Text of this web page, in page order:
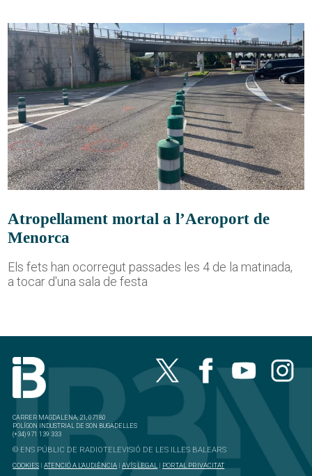
Atropellament mortal a l’Aeroport de
Menorca
Els fets han ocorregut passades les 4 de la matinada,
a tocar d'una sala de festa
CARRER MAGDALENA, 21, 07180
POLÍGON INDUSTRIAL DE SON BUGADELLES
(+34) 971 139 333
© ENS PÚBLIC DE RADIOTELEVISIÓ DE LES ILLES BALEARS
COOKIES |ATENCIÓ A L'AUDIÈNCIA |AVÍS LEGAL | PORTAL PRIVACITAT